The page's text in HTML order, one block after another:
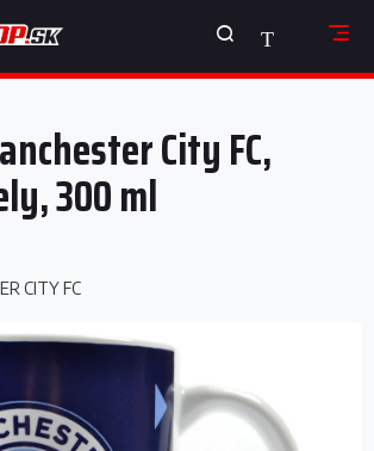
NÁKUPNÝ
KOŠÍK
City FC,
300 ml
CITY FC